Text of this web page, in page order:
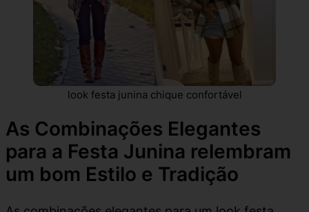
look festa junina chique confortável
As Combinações Elegantes
para a Festa Junina relembram
um bom Estilo e Tradição